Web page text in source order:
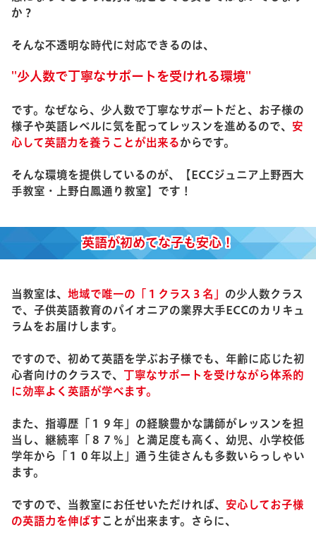
か？
そんな不透明な時代に対応できるのは、
''少人数で丁寧なサポートを受けれる環境''
です。なぜなら、少人数で丁寧なサポートだと、お子様の
様子や英語レベルに気を配ってレッスンを進めるので、 安
心して英語力を養うことが出来るからです。
そんな環境を提供しているのが、【ECCジュニア上野西大
手教室・上野白鳳通り教室】です！
英語が初めてな子も安心！
当教室は、 地域で唯一の「１クラス３名」 の少人数クラス
で、子供英語教育のパイオニアの業界大手ECCのカリキュ
ラムをお届けします。
ですので、初めて英語を学ぶお子様でも、年齢に応じた初
心者向けのクラスで、 丁寧なサポートを受けながら体系的
に効率よく英語が学べます。
また、指導歴「１９年」の経験豊かな講師がレッスンを担
当し、継続率「８７％」と満足度も高く、幼児、小学校低
学年から「１０年以上」通う生徒さんも多数いらっしゃい
ます。
ですので、当教室にお任せいただければ、 安心してお子様
の英語力を伸ばすことが出来ます。さらに、